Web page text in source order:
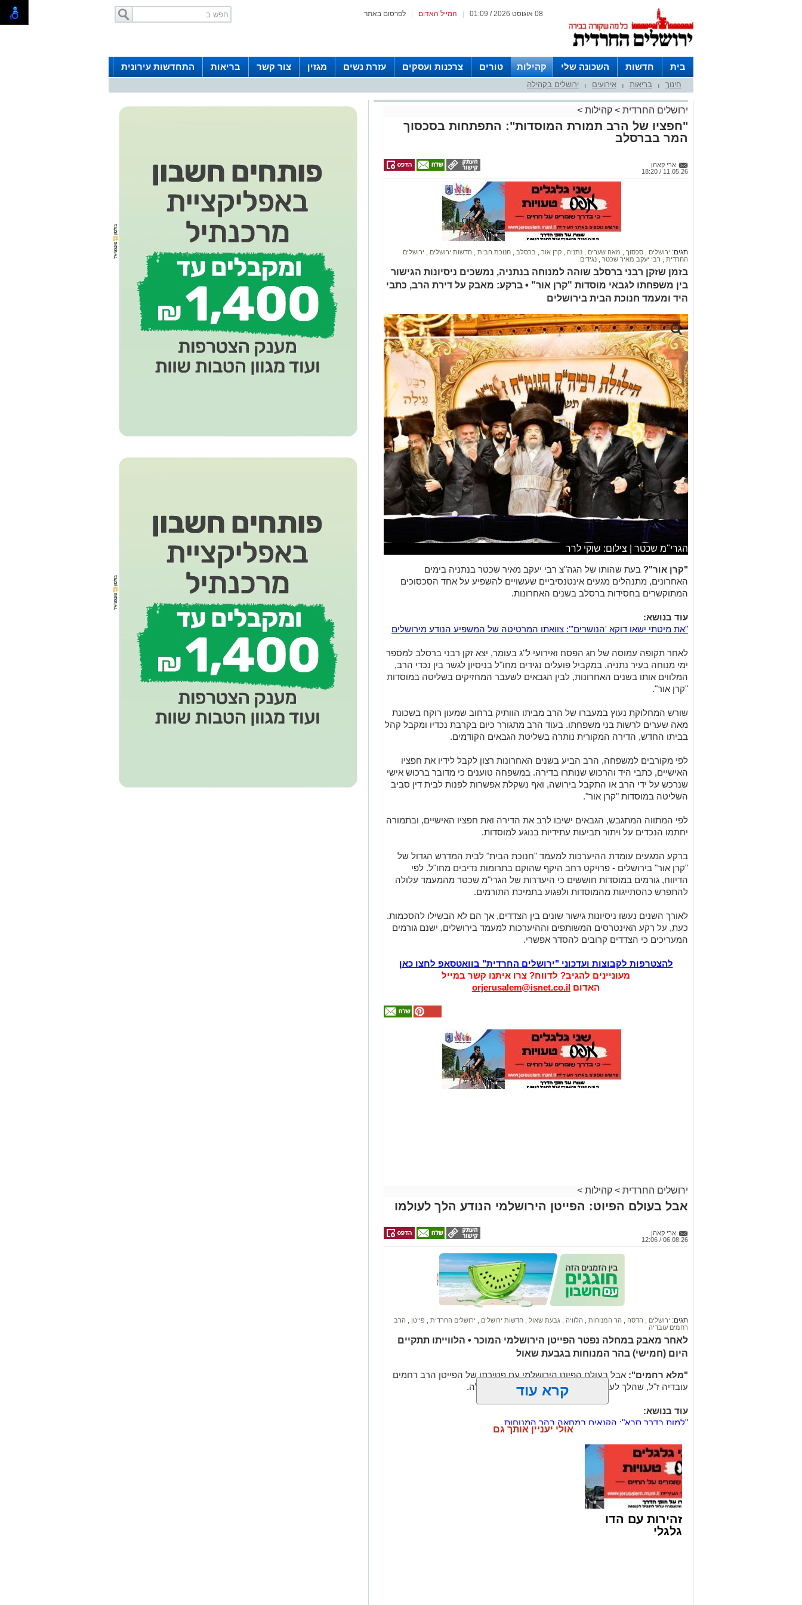
לפרסום באתר המייל האדום 08 אוגוסט 2026 / 01:09
בית חדשות השכונה שלי קהילות טורים צרכנות ועסקים עזרת נשים מגזין צור קשר בריאות
התחדשות עירונית
חצרות
חינוך בריאות אירועים ירושלים בקהילה
ירושלים החרדית > קהילות >
"חפציו של הרב תמורת המוסדות": התפתחות בסכסוך
המר בברסלב
ארי קאהן
11.05.26 / 18:20
תגים: ירושלים סכסוך מאה שערים נתניה קרן אור ברסלב חנוכת הבית חדשות ירושלים
ירושלים
החרדית
רבי יעקב מאיר שכטר נגידים
בזמן שזקן רבני ברסלב שוהה למנוחה בנתניה, נמשכים ניסיונות הגישור
בין משפחתו לגבאי מוסדות "קרן אור" • ברקע: מאבק על דירת הרב, כתבי
היד ומעמד חנוכת הבית בירושלים
הגרי"מ שכטר | צילום: שוקי לרר
"קרן אור"? בעת שהותו של הגה"צ רבי יעקב מאיר שכטר בנתניה בימים
האחרונים, מתנהלים מגעים אינטנסיביים שעשויים להשפיע על אחד הסכסוכים
המתוקשרים בחסידות ברסלב בשנים האחרונות.
עוד בנושא:
"את מיטתי ישאו דוקא 'הנושרים'": צוואתו המרטיטה של המשפיע הנודע מירושלים
לאחר תקופה עמוסה של חג הפסח ואירועי ל"ג בעומר, יצא זקן רבני ברסלב למספר
ימי מנוחה בעיר נתניה. במקביל פועלים נגידים מחו"ל בניסיון לגשר בין נכדי הרב,
המלווים אותו בשנים האחרונות, לבין הגבאים לשעבר המחזיקים בשליטה במוסדות
"קרן אור".
שורש המחלוקת נעוץ במעברו של הרב מביתו הוותיק ברחוב שמעון רוקח בשכונת
מאה שערים לרשות בני משפחתו. בעוד הרב מתגורר כיום בקרבת נכדיו ומקבל קהל
בביתו החדש, הדירה המקורית נותרה בשליטת הגבאים הקודמים.
לפי מקורבים למשפחה, הרב הביע בשנים האחרונות רצון לקבל לידיו את חפציו
האישיים, כתבי היד והרכוש שנותרו בדירה. במשפחה טוענים כי מדובר ברכוש אישי
שנרכש על ידי הרב או התקבל בירושה, ואף נשקלת אפשרות לפנות לבית דין סביב
השליטה במוסדות "קרן אור".
לפי המתווה המתגבש, הגבאים ישיבו לרב את הדירה ואת חפציו האישיים, ובתמורה
יחתמו הנכדים על ויתור תביעות עתידיות בנוגע למוסדות.
ברקע המגעים עומדת ההיערכות למעמד "חנוכת הבית" לבית המדרש הגדול של
"קרן אור" בירושלים - פרויקט רחב היקף שהוקם בתרומות נדיבים מחו"ל. לפי
הדיווח, גורמים במוסדות חוששים כי היעדרות של הגרי"מ שכטר מהמעמד עלולה
להתפרש כהסתייגות מהמוסדות ולפגוע בתמיכת התורמים.
לאורך השנים נעשו ניסיונות גישור שונים בין הצדדים, אך הם לא הבשילו להסכמות.
כעת, על רקע האינטרסים המשותפים וההיערכות למעמד בירושלים, ישנם גורמים
המעריכים כי הצדדים קרובים להסדר אפשרי.
להצטרפות לקבוצות ועדכוני "ירושלים החרדית" בוואטסאפ לחצו כאן
מעוניינים להגיב? לדווח? צרו איתנו קשר במייל
האדום orjerusalem@isnet.co.il
ירושלים החרדית > קהילות >
אבל בעולם הפיוט: הפייטן הירושלמי הנודע הלך לעולמו
ארי קאהן
06.08.26 / 12:06
תגים: ירושלים הדסה הר המנוחות הלוויה גבעת שאול חדשות ירושלים ירושלים החרדית פייטן
הרב
רחמים עובדיה
לאחר מאבק במחלה נפטר הפייטן הירושלמי המוכר • הלווייתו תתקיים
היום (חמישי) בהר המנוחות בגבעת שאול
"מלא רחמים": אבל בעולם הפיוט הירושלמי עם פטירתו של הפייטן הרב רחמים
עובדיה ז"ל, שהלך לעולמו בבית החולים הדסה לאחר מחלה.
עוד בנושא:
"למות בדרך סבא": הקנאים במחאה בהר המנוחות
נטמנה בירושלים לצד בעלה הגאון: בתו של מייסד עולם התורה באמריקה
הותר לפרסום: האם הצעירה מירושלים נהרגה בתאונה הקטלנית באשדוד
קרא עוד
אולי יעניין אותך גם
זהירות עם הדו
גלגלי